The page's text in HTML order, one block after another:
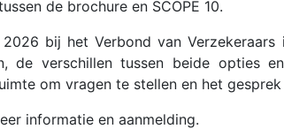
de brochure en SCOPE 10.
bij het Verbond van
de verschillen tussen beide opties
om vragen te stellen en het gesprek
informatie en aanmelding.